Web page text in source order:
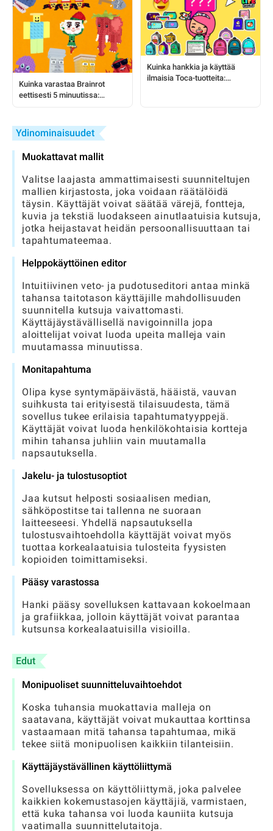
Kuinka varastaa Brainrot
eettisesti 5 minuutissa:
Kuinka hankkia ja käyttää
ilmaisia Toca-tuotteita:
Ydinominaisuudet
Muokattavat mallit
Valitse laajasta ammattimaisesti suunniteltujen
mallien kirjastosta, joka voidaan räätälöidä
täysin. Käyttäjät voivat säätää värejä, fontteja,
kuvia ja tekstiä luodakseen ainutlaatuisia kutsuja,
jotka heijastavat heidän persoonallisuuttaan tai
tapahtumateemaa.
Helppokäyttöinen editor
Intuitiivinen veto- ja pudotuseditori antaa minkä
tahansa taitotason käyttäjille mahdollisuuden
suunnitella kutsuja vaivattomasti.
Käyttäjäystävällisellä navigoinnilla jopa
aloittelijat voivat luoda upeita malleja vain
muutamassa minuutissa.
Monitapahtuma
Olipa kyse syntymäpäivästä, hääistä, vauvan
suihkusta tai erityisestä tilaisuudesta, tämä
sovellus tukee erilaisia ​​tapahtumatyyppejä.
Käyttäjät voivat luoda henkilökohtaisia ​​kortteja
mihin tahansa juhliin vain muutamalla
napsautuksella.
Jakelu- ja tulostusoptiot
Jaa kutsut helposti sosiaalisen median,
sähköpostitse tai tallenna ne suoraan
laitteeseesi. Yhdellä napsautuksella
tulostusvaihtoehdolla käyttäjät voivat myös
tuottaa korkealaatuisia tulosteita fyysisten
kopioiden toimittamiseksi.
Pääsy varastossa
Hanki pääsy sovelluksen kattavaan kokoelmaan
ja grafiikkaa, jolloin käyttäjät voivat parantaa
kutsunsa korkealaatuisilla visioilla.
Edut
Monipuoliset suunnitteluvaihtoehdot
Koska tuhansia muokattavia malleja on
saatavana, käyttäjät voivat mukauttaa korttinsa
vastaamaan mitä tahansa tapahtumaa, mikä
tekee siitä monipuolisen kaikkiin tilanteisiin.
Käyttäjäystävällinen käyttöliittymä
Sovelluksessa on käyttöliittymä, joka palvelee
kaikkien kokemustasojen käyttäjiä, varmistaen,
että kuka tahansa voi luoda kauniita kutsuja
vaatimalla suunnittelutaitoja.